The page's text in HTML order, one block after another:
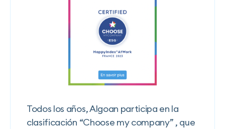
Todos los años, Algoan participa en la
clasificación “Choose my company” , que